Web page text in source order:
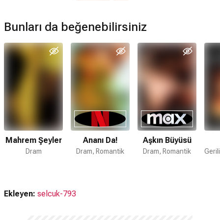
Bunları da beğenebilirsiniz
Mahrem Şeyler
Dram
Ananı Da!
Dram, Romantik
Aşkın Büyüsü
Dram, Romantik
Ekleyen: selcuk-793